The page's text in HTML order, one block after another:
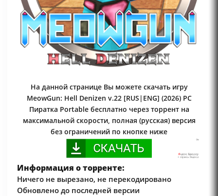
На данной странице Вы можете скачать игру
MeowGun: Hell Denizen v.22 [RUS|ENG] (2026) PC
Пиратка Portable бесплатно через торрент на
максимальной скорости, полная (русская) версия
без ограничений по кнопке ниже
Информация о торренте:
Ничего не вырезано, не перекодировано
Обновлено до последней версии